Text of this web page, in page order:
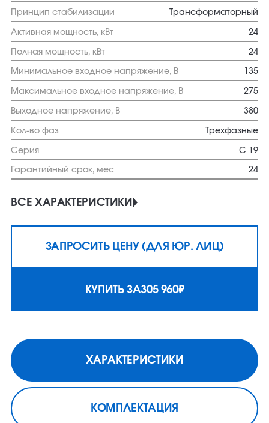
Принцип стабилизации Трансформаторный
Активная мощность, кВт 24
Полная мощность, кВт 24
Минимальное входное напряжение, В 135
Максимальное входное напряжение, В 275
Выходное напряжение, В 380
Кол-во фаз Трехфазные
Серия C 19
Гарантийный срок, мес 24
ВСЕ ХАРАКТЕРИСТИКИ
ЗАПРОСИТЬ ЦЕНУ (ДЛЯ ЮР. ЛИЦ)
КУПИТЬ ЗА305 960₽
ХАРАКТЕРИСТИКИ
КОМПЛЕКТАЦИЯ